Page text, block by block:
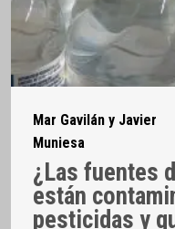
Mar Gavilán y Javier
Muniesa
¿Las fuentes
están
pesticidas y